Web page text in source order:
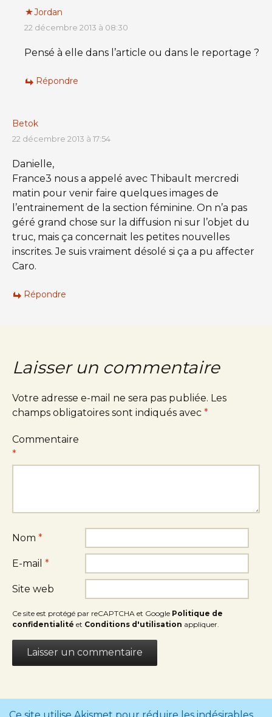
Jordan
22 décembre 2013 à 08:30
Pensé à elle dans l’article ou dans le reportage ?
Répondre
Betok
22 décembre 2013 à 17:54
Danielle,
France3 nous a appelé avec Thibault mercredi
matin pour venir faire quelques images de
l’entrainement de la section féminine. On n’a pas
géré grand chose sur la diffusion ni sur l’objet du
truc, mais ça concernait les petites nouvelles
inscrites. Je suis vraiment désolé si ça a pu affecter
Caro.
Répondre
Laisser un commentaire
Votre adresse e-mail ne sera pas publiée. Les
champs obligatoires sont indiqués avec *
Commentaire
*
Nom *
E-mail *
Site web
Ce site est protégé par reCAPTCHA et Google Politique de
confidentialité et Conditions d'utilisation appliquer.